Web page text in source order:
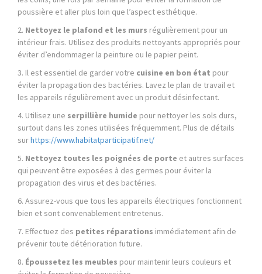
poussière et aller plus loin que l’aspect esthétique.
2. Nettoyez le plafond et les murs régulièrement pour un
intérieur frais. Utilisez des produits nettoyants appropriés pour
éviter d’endommager la peinture ou le papier peint.
3. Il est essentiel de garder votre cuisine en bon état pour
éviter la propagation des bactéries. Lavez le plan de travail et
les appareils régulièrement avec un produit désinfectant.
4. Utilisez une serpillière humide pour nettoyer les sols durs,
surtout dans les zones utilisées fréquemment. Plus de détails
surhttps://www.habitatparticipatif.net/
5. Nettoyez toutes les poignées de porte et autres surfaces
qui peuvent être exposées à des germes pour éviter la
propagation des virus et des bactéries.
6. Assurez-vous que tous les appareils électriques fonctionnent
bien et sont convenablement entretenus.
7. Effectuez des petites réparations immédiatement afin de
prévenir toute détérioration future.
8. Époussetez les meubles pour maintenir leurs couleurs et